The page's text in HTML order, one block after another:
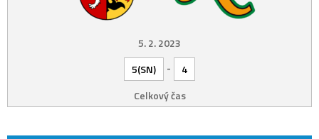
5. 2. 2023
5(SN)
-
4
Celkový čas